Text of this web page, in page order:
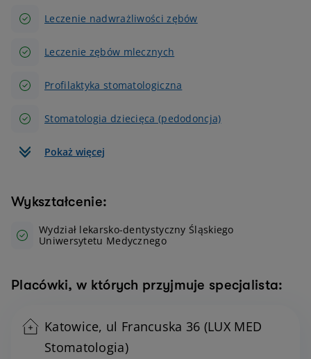
Leczenie nadwrażliwości zębów
Leczenie zębów mlecznych
Profilaktyka stomatologiczna
Stomatologia dziecięca (pedodoncja)
Pokaż więcej
Wykształcenie:
Wydział lekarsko-dentystyczny Śląskiego
Uniwersytetu Medycznego
Placówki, w których przyjmuje specjalista:
Katowice, ul Francuska 36 (LUX MED
Stomatologia)